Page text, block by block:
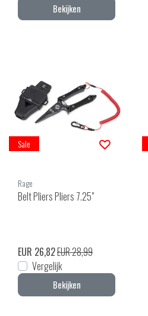
Bekijken
Sale
Rage
Belt Pliers Pliers 7.25"
EUR 26,82EUR 28,99
Vergelijk
Bekijken